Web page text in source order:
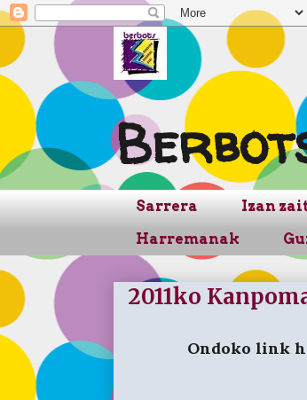
Sarrera Izan
Harremanak
2011ko
Ondoko link